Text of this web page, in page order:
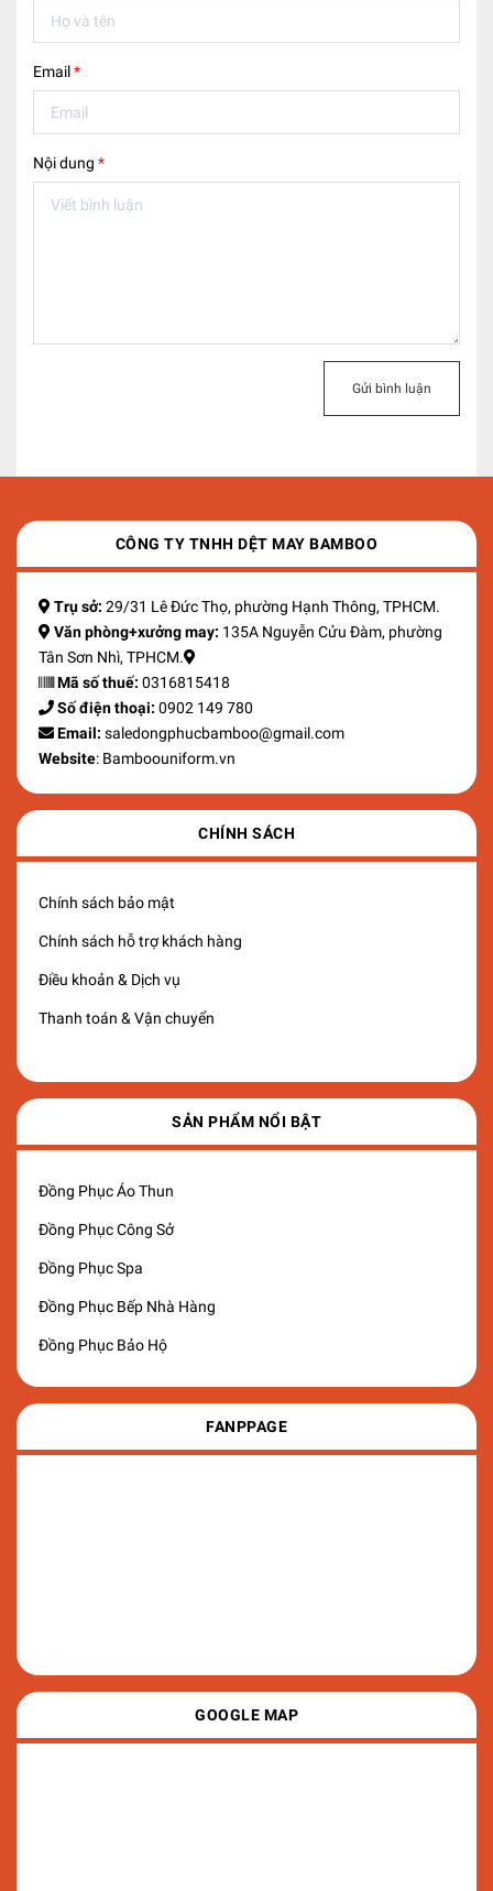
Email*
Nội dung *
Gửi bình luận
CÔNG TY TNHH DỆT MAY BAMBOO
Trụ sở: 29/31 Lê Đức Thọ, phường Hạnh Thông, TPHCM.
Văn phòng+xưởng may: 135A Nguyễn Cửu Đàm, phường
Tân Sơn Nhì, TPHCM.
Mã số thuế: 0316815418
Số điện thoại: 0902 149 780
Email: saledongphucbamboo@gmail.com
Website: Bamboouniform.vn
CHÍNH SÁCH
Chính sách bảo mật
Chính sách hỗ trợ khách hàng
Điều khoản & Dịch vụ
Thanh toán & Vận chuyển
SẢN PHẨM NỔI BẬT
Đồng Phục Áo Thun
Đồng Phục Công Sở
Đồng Phục Spa
Đồng Phục Bếp Nhà Hàng
Đồng Phục Bảo Hộ
FANPPAGE
GOOGLE MAP